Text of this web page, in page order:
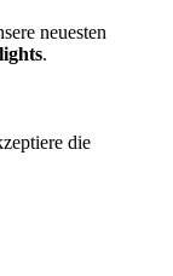
neuesten
.
die